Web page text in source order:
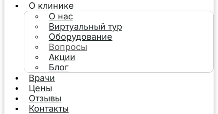
О клинике
О нас
Виртуальный тур
Оборудование
Вопросы
Акции
Блог
Врачи
Цены
Отзывы
Контакты